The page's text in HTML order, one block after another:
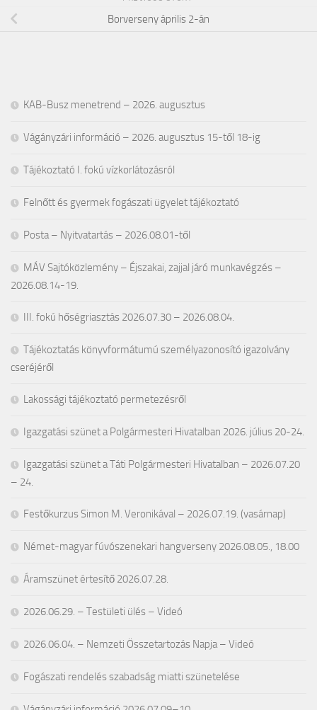
Borverseny április 2-án
KAB-Busz menetrend – 2026. augusztus
Vágányzári információ – 2026. augusztus 15-től 18-ig
Tájékoztató I. fokú vízkorlátozásról
Felnőtt és gyermek fogászati ügyelet tájékoztató
Posta – Nyitvatartás – 2026.08.01-től
MÁV Sajtóközlemény – Éjszakai, zajjal járó munkavégzés –
2026.08.14-19.
III. fokú hőségriasztás 2026.07.30 – 2026.08.04.
Tájékoztatás könyvformátumú személyazonosító igazolvány
cseréjéről
Lakossági tájékoztató permetezésről
Igazgatási szünet a Polgármesteri Hivatalban 2026. július 20-24.
Igazgatási szünet a Táti Polgármesteri Hivatalban – 2026.07.20
– 24.
Festőkurzus Simon M. Veronikával – 2026.07.19. (vasárnap)
Német-magyar fúvószenekari hangverseny 2026.08.05., 18.00
Áramszünet értesítő 2026.07.28.
2026.06.29. – Testületi ülés – Videó
2026.06.04. – Nemzeti Összetartozás Napja – Videó
Fogászati rendelés szabadság miatti szünetelése